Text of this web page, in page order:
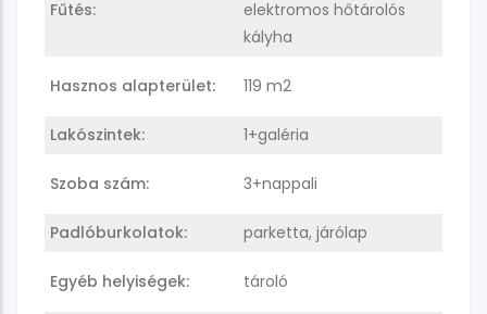
Fűtés:
elektromos hőtárolós
kályha
Hasznos alapterület: 119 m2
Lakószintek: 1+galéria
Szoba szám: 3+nappali
Padlóburkolatok: parketta, járólap
Egyéb helyiségek: tároló